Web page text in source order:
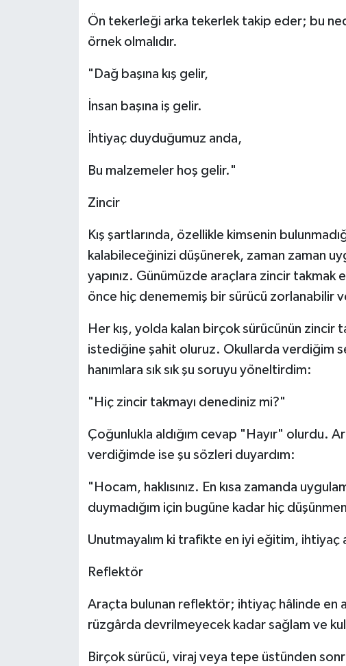
Ön tekerleği arka tekerlek takip eder; bu
örnek olmalıdır.
"Dağ başına kış gelir,
İnsan başına iş gelir.
İhtiyaç duyduğumuz anda,
Bu malzemeler hoş gelir."
Zincir
Kış şartlarında, özellikle kimsenin
kalabileceğinizi düşünerek, zaman zaman
yapınız. Günümüzde araçlara zincir
önce hiç denememiş bir sürücü zorlanabilir
Her kış, yolda kalan birçok sürücünün zincir
istediğine şahit oluruz. Okullarda verdiğim
hanımlara sık sık şu soruyu yöneltirdim:
"Hiç zincir takmayı denediniz mi?"
Çoğunlukla aldığım cevap "Hayır" olurdu.
verdiğimde ise şu sözleri duyardım:
"Hocam, haklısınız. En kısa zamanda
duymadığım için bugüne kadar hiç
Unutmayalım ki trafikte en iyi eğitim, ihtiyaç
Reflektör
Araçta bulunan reflektör; ihtiyaç hâlinde en
rüzgârda devrilmeyecek kadar sağlam ve
Birçok sürücü, viraj veya tepe üstünden sonra